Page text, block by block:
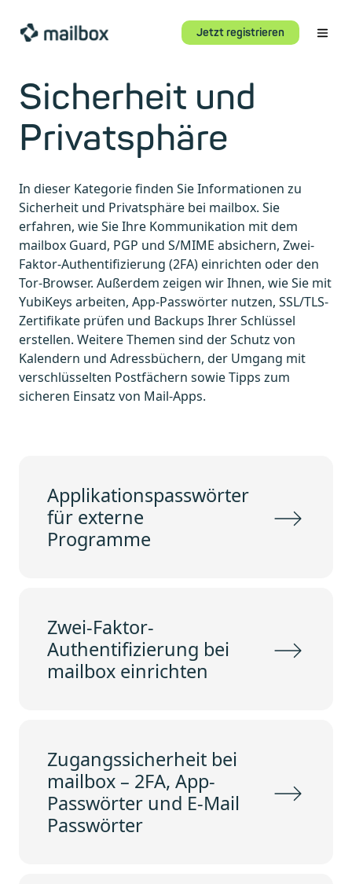
Jetzt registrieren
Sicherheit und
Privatsphäre
In dieser Kategorie finden Sie Informationen zu
Sicherheit und Privatsphäre bei mailbox. Sie
erfahren, wie Sie Ihre Kommunikation mit dem
mailbox Guard, PGP und S/MIME absichern, Zwei-
Faktor-Authentifizierung (2FA) einrichten oder den
Tor-Browser. Außerdem zeigen wir Ihnen, wie Sie mit
YubiKeys arbeiten, App-Passwörter nutzen, SSL/TLS-
Zertifikate prüfen und Backups Ihrer Schlüssel
erstellen. Weitere Themen sind der Schutz von
Kalendern und Adressbüchern, der Umgang mit
verschlüsselten Postfächern sowie Tipps zum
sicheren Einsatz von Mail-Apps.
Applikationspasswörter
für externe
Programme
Zwei-Faktor-
Authentifizierung bei
mailbox einrichten
Zugangssicherheit bei
mailbox – 2FA, App-
Passwörter und E-Mail
Passwörter